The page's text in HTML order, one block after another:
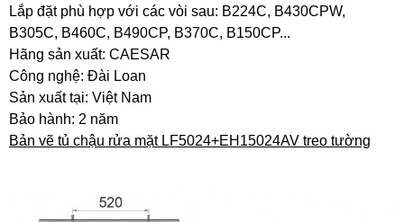
Lắp đặt phù hợp với các vòi sau: B224C, B430CPW,
B305C, B460C, B490CP, B370C, B150CP...
Hãng sản xuất: CAESAR
Công nghệ: Đài Loan
Sản xuất tại: Việt Nam
Bảo hành: 2 năm
Bản vẽ tủ chậu rửa mặt LF5024+EH15024AV treo tường